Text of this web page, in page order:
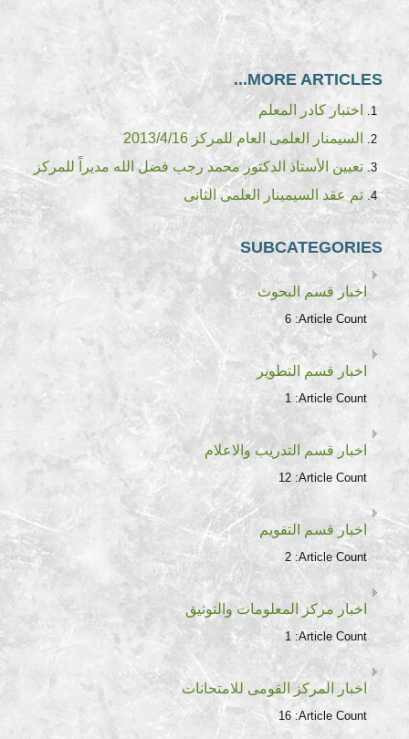
MORE ARTICLES...
اختبار كادر المعلم
السيمنار العلمى العام للمركز 2013/4/16
تعيين الأستاذ الدكتور محمد رجب فضل الله مديراً للمركز
تم عقد السيمينار العلمى الثانى
SUBCATEGORIES
اخبار قسم البحوث
Article Count:
6
اخبار قسم التطوير
Article Count:
1
اخبار قسم التدريب والاعلام
Article Count:
12
اخبار قسم التقويم
Article Count:
2
اخبار مركز المعلومات والتوثيق
Article Count:
1
اخبار المركز القومى للامتحانات
Article Count:
16